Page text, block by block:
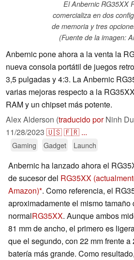
El Anbernic RG35XX
comercializa en dos
de memoria y tres
(Fuente de la imagen:
Anbernic pone ahora a la venta la
nueva consola portátil de juegos
3,5 pulgadas y 4:3. La Anbernic
varias mejoras respecto a la
RAM y un chipset más potente.
Alex Alderson (traducido porNinh
11/28/2023 🇺🇸🇫🇷 ...
Gaming Gadget Launch
Anbernic ha lanzado ahora el
de sucesor del RG35XX
Amazon) . Como referencia, el
aproximadamente el mismo tamaño
normalRG35XX. Aunque ambos
81 mm de ancho, el primero es
que el segundo, con 22 mm frente
batería más grande. Como